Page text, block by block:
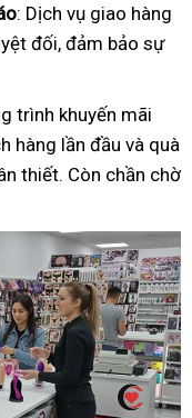
: Dịch vụ giao hàng
đối, đảm bảo sự
trình khuyến mãi
hàng lần đầu và quà
thiết. Còn chần chờ